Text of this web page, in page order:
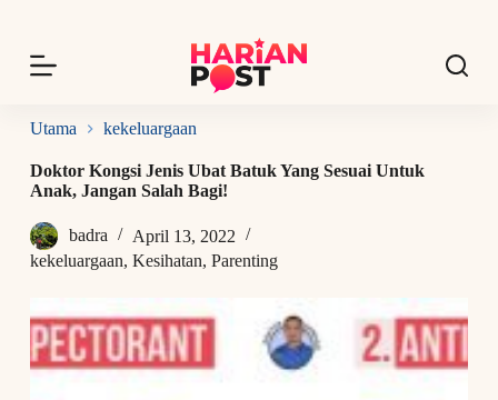
p
o
o
n
n
Utama kekeluargaan
Doktor Kongsi Jenis Ubat Batuk Yang Sesuai Untuk
Anak, Jangan Salah Bagi!
badra
April 13, 2022
kekeluargaan, Kesihatan, Parenting